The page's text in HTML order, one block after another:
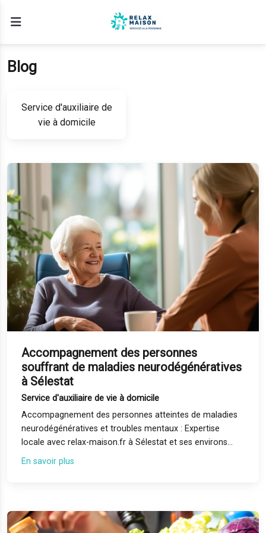
Blog
Service d'auxiliaire de
vie à domicile
Accompagnement des personnes
souffrant de maladies neurodégénératives
à Sélestat
Service d'auxiliaire de vie à domicile
Accompagnement des personnes atteintes de maladies
neurodégénératives et troubles mentaux : Expertise
locale avec relax-maison.fr à Sélestat et ses environs
L’accompagnement des personnes atteintes de maladies
service des familles et des professionnels de santé dans
toute la région de Sélestat, y compris dans les
En savoir plus